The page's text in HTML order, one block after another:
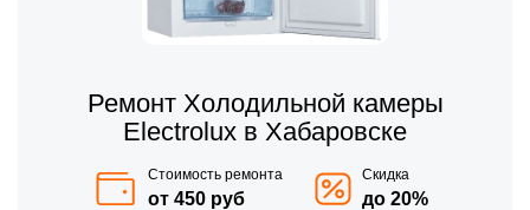
Ремонт Холодильной камеры
Electrolux в Хабаровске
Стоимость ремонта
от 450 руб
Скидка
до 20%